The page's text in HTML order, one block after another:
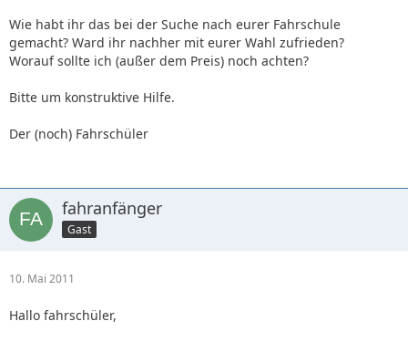
Wie habt ihr das bei der Suche nach eurer Fahrschule
gemacht? Ward ihr nachher mit eurer Wahl zufrieden?
Worauf sollte ich (außer dem Preis) noch achten?
Bitte um konstruktive Hilfe.
Der (noch) Fahrschüler
fahranfänger
Gast
10. Mai 2011
Hallo fahrschüler,